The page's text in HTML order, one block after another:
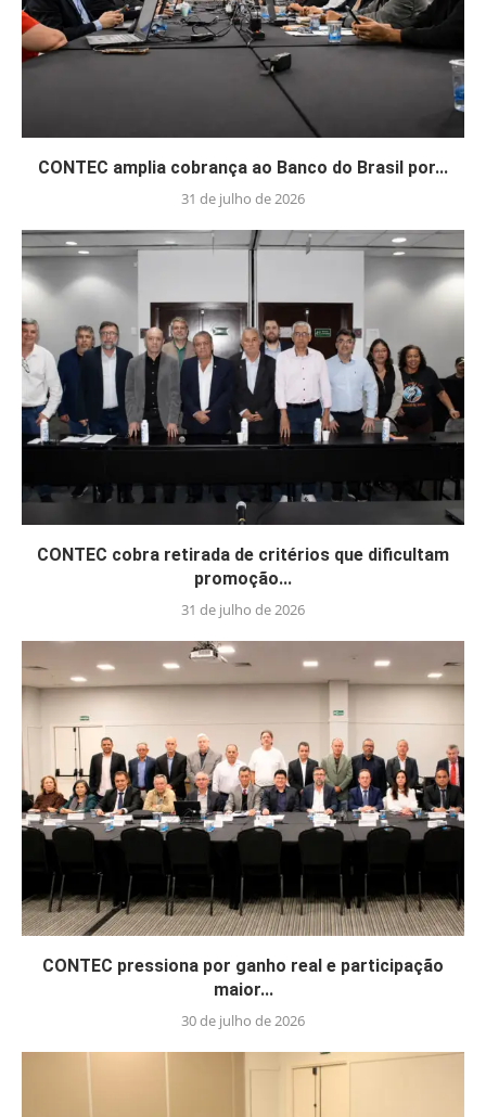
CONTEC amplia cobrança ao Banco do Brasil por...
31 de julho de 2026
CONTEC cobra retirada de critérios que dificultam
promoção...
31 de julho de 2026
CONTEC pressiona por ganho real e participação
maior...
30 de julho de 2026